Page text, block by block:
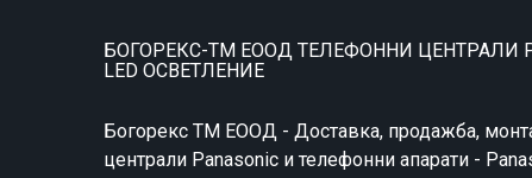
БОГОРЕКС-ТМ ЕООД ТЕЛЕФОННИ ЦЕНТРАЛИ
LED ОСВЕТЛЕНИЕ
Богорекс ТМ ЕООД - Доставка, продажба,
централи Panasonic и телефонни апарати -